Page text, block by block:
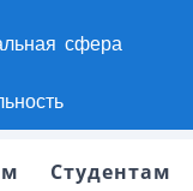
сфера
Студентам